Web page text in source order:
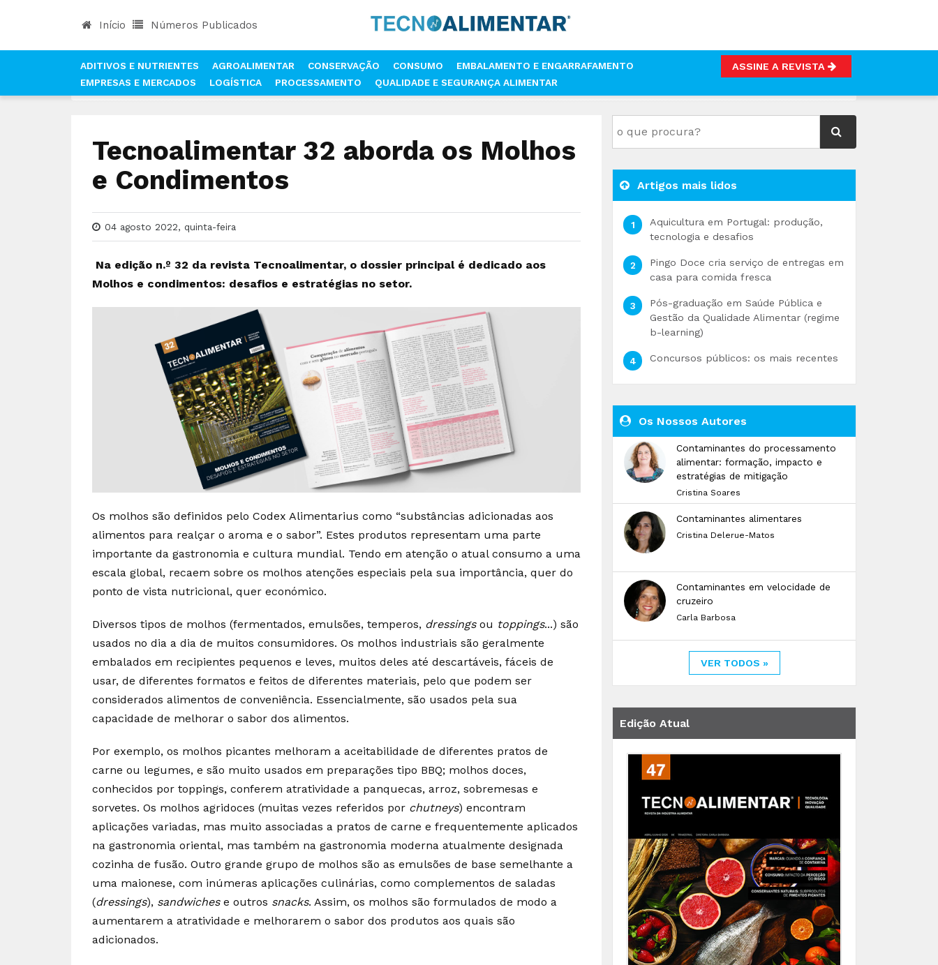
Início Números Publicados
ADITIVOS E NUTRIENTES AGROALIMENTAR CONSERVAÇÃO CONSUMO
EMBALAMENTO E ENGARRAFAMENTO
EMPRESAS E MERCADOS
LOGÍSTICA PROCESSAMENTO QUALIDADE E SEGURANÇA ALIMENTAR
ASSINE A REVISTA
NÚMEROS PUBLICADOS DA REVISTA TECNOALIMENTAR TECNOALIMENTAR 32 ABORDA OS MOLHOS E CONDIMENTOS
Tecnoalimentar 32 aborda os Molhos
e Condimentos
04 agosto 2022, quinta-feira
Na edição n.º 32 da revista Tecnoalimentar, o dossier principal é dedicado aos
Molhos e condimentos: desafios e estratégias no setor.
Os molhos são definidos pelo Codex Alimentarius como “substâncias adicionadas aos
alimentos para realçar o aroma e o sabor”. Estes produtos representam uma parte
importante da gastronomia e cultura mundial. Tendo em atenção o atual consumo a uma
escala global, recaem sobre os molhos atenções especiais pela sua importância, quer do
ponto de vista nutricional, quer económico.
Diversos tipos de molhos (fermentados, emulsões, temperos, dressings ou toppings...) são
usados no dia a dia de muitos consumidores. Os molhos industriais são geralmente
embalados em recipientes pequenos e leves, muitos deles até descartáveis, fáceis de
usar, de diferentes formatos e feitos de diferentes materiais, pelo que podem ser
considerados alimentos de conveniência. Essencialmente, são usados pela sua
capacidade de melhorar o sabor dos alimentos.
Por exemplo, os molhos picantes melhoram a aceitabilidade de diferentes pratos de
carne ou legumes, e são muito usados em preparações tipo BBQ; molhos doces,
conhecidos por toppings, conferem atratividade a panquecas, arroz, sobremesas e
sorvetes. Os molhos agridoces (muitas vezes referidos por chutneys) encontram
aplicações variadas, mas muito associadas a pratos de carne e frequentemente aplicados
na gastronomia oriental, mas também na gastronomia moderna atualmente designada
cozinha de fusão. Outro grande grupo de molhos são as emulsões de base semelhante a
uma maionese, com inúmeras aplicações culinárias, como complementos de saladas
(dressings), sandwichese outros snacks. Assim, os molhos são formulados de modo a
aumentarem a atratividade e melhorarem o sabor dos produtos aos quais são
adicionados.
Artigos mais lidos
Aquicultura em Portugal: produção,
tecnologia e desafios
Pingo Doce cria serviço de entregas em
casa para comida fresca
Pós-graduação em Saúde Pública e
Gestão da Qualidade Alimentar (regime
b-learning)
Concursos públicos: os mais recentes
Os Nossos Autores
Contaminantes do processamento
alimentar: formação, impacto e
estratégias de mitigação
Cristina Soares
Contaminantes alimentares
Cristina Delerue-Matos
Contaminantes em velocidade de
cruzeiro
Carla Barbosa
VER TODOS »
Edição Atual